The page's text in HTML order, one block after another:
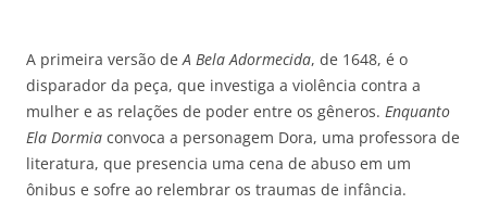
A primeira versão deA Bela Adormecida, de 1648, é o
disparador da peça, que investiga a violência contra a
mulher e as relações de poder entre os gêneros. Enquanto
Ela Dormia convoca a personagem Dora, uma professora de
literatura, que presencia uma cena de abuso em um
ônibus e sofre ao relembrar os traumas de infância.